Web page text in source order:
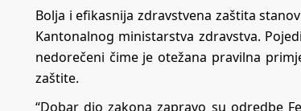
Bolja i efikasnija zdravstvena zaštita
Kantonalnog ministarstva zdravstva.
nedorečeni čime je otežana pravilna
zaštite.
“Dobar dio zakona zapravo su odredbe